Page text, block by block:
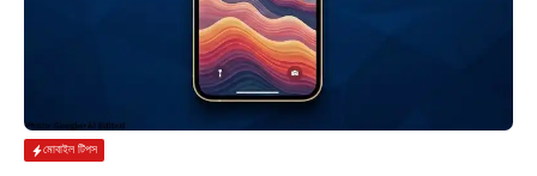
মোবাইল টিপস